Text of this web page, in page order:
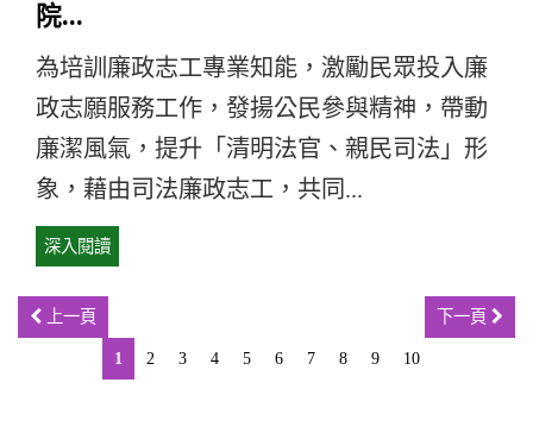
院...
為培訓廉政志工專業知能，激勵民眾投入廉
政志願服務工作，發揚公民參與精神，帶動
廉潔風氣，提升「清明法官、親民司法」形
象，藉由司法廉政志工，共同...
深入閱讀
上一頁 下一頁
1 2 3 4 5 6 7 8 9 10